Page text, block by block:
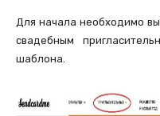
Для начала необходимо
свадебным
шаблона.